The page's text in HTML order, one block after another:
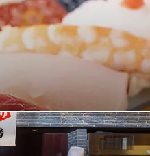
ざいます。 その日、その時期
さい。
路町901 京都駅ビル11F
地直送の新鮮な魚、シャリに
赤酢・米酢を独自にブレンド